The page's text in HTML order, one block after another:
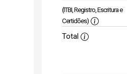
(ITBI, Registro, Escritura e
Certidões)
Total